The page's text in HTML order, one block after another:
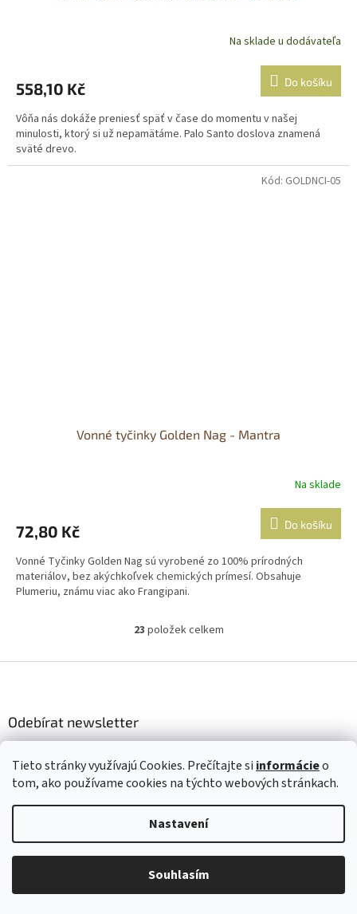
Tieto stránky využívajú Cookies. Prečítajte si informácieo
tom, ako používame cookies na týchto webových stránkach.
Nastavení
Souhlasím
Na sklade u dodávateľa
558,10 Kč Do košíku
Vôňa nás dokáže preniesť späť v čase do momentu v našej
minulosti, ktorý si už nepamätáme. Palo Santo doslova znamená
sväté drevo.
Vonné tyčinky Golden Nag - Mantra
Na sklade
72,80 Kč Do košíku
Vonné Tyčinky Golden Nag sú vyrobené zo 100% prírodných
materiálov, bez akýchkoľvek chemických prímesí. Obsahuje
Plumeriu, známu viac ako Frangipani.
Kód: GOLDNCI-05
O
l
í
r
v
k
y
v
ý
i
s
23 položek celkem
t
Odebírat newsletter
produktech na našem e-shopu.
E-mail
údajov.
+50 lapačovdo nášhobonusového programu
tieto lapače získate automatickyzľavupri vytvorení objednávky s